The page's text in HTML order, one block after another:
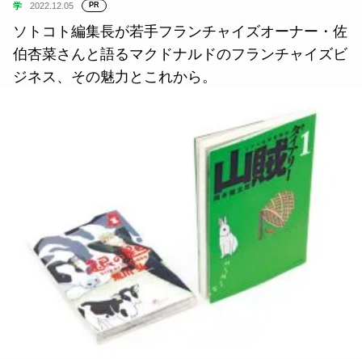
学 2022.12.05 PR
ソトコト編集長が若手フランチャイズオーナー・佐
伯杏菜さんと語るマクドナルドのフランチャイズビ
ジネス、その魅力とこれから。